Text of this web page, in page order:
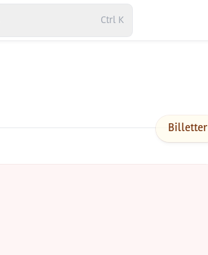
Ctrl K
Billetter